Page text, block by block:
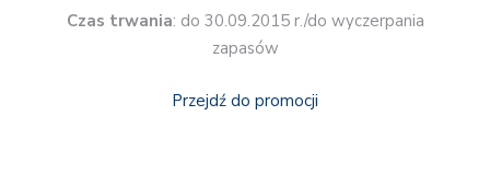
Czas trwania: do 30.09.2015 r./do wyczerpania
zapasów
Przejdź do promocji